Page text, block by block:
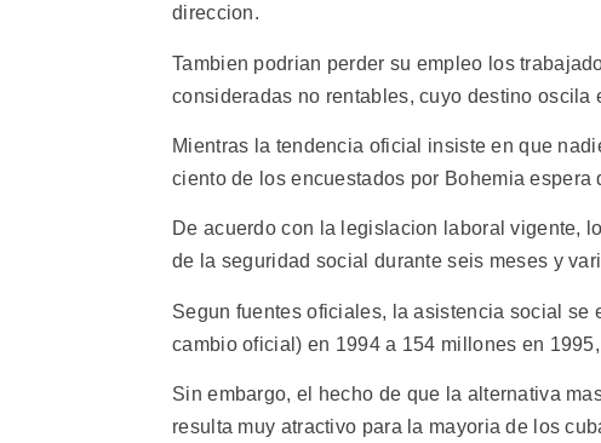
direccion.
Tambien podrian perder su empleo los
consideradas no rentables, cuyo destino
Mientras la tendencia oficial insiste en que
ciento de los encuestados por Bohemia
De acuerdo con la legislacion laboral vigente,
de la seguridad social durante seis meses y
Segun fuentes oficiales, la asistencia social se
cambio oficial) en 1994 a 154 millones en
Sin embargo, el hecho de que la alternativa
resulta muy atractivo para la mayoria de los